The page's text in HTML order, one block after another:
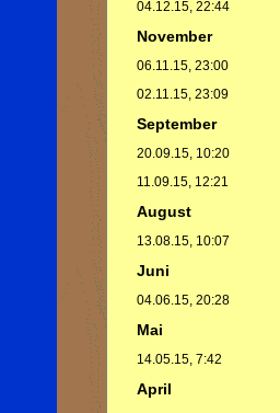
04.12.15, 22:44
November
06.11.15, 23:00
02.11.15, 23:09
September
20.09.15, 10:20
11.09.15, 12:21
August
13.08.15, 10:07
Juni
04.06.15, 20:28
Mai
14.05.15, 7:42
April